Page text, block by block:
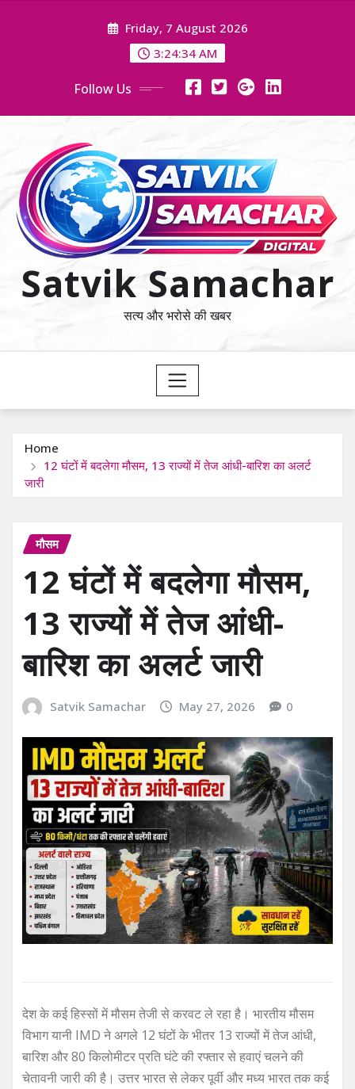
Friday, 7 August 2026
3:24:35 AM
Follow Us
Satvik Samachar
सत्य और भरोसे की खबर
Home
12 घंटों में बदलेगा मौसम, 13 राज्यों में तेज आंधी-बारिश का अलर्ट
जारी
मौसम
12 घंटों में बदलेगा मौसम,
13 राज्यों में तेज आंधी-
बारिश का अलर्ट जारी
Satvik Samachar May 27, 2026 0
देश के कई हिस्सों में मौसम तेजी से करवट ले रहा है। भारतीय मौसम
विभाग यानी IMD ने अगले 12 घंटों के भीतर 13 राज्यों में तेज आंधी,
बारिश और 80 किलोमीटर प्रति घंटे की रफ्तार से हवाएं चलने की
चेतावनी जारी की है। उत्तर भारत से लेकर पूर्वी और मध्य भारत तक कई